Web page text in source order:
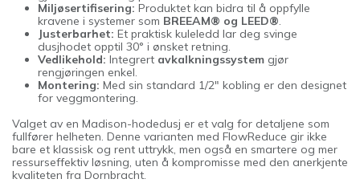
Miljøsertifisering: Produktet kan bidra til å oppfylle
kravene i systemer som BREEAM® og LEED®.
Justerbarhet: Et praktisk kuleledd lar deg svinge
dusjhodet opptil 30° i ønsket retning.
Vedlikehold: Integrert avkalkningssystem gjør
rengjøringen enkel.
Montering: Med sin standard 1/2" kobling er den designet
for veggmontering.
Valget av en Madison-hodedusj er et valg for detaljene som
fullfører helheten. Denne varianten med FlowReduce gir ikke
bare et klassisk og rent uttrykk, men også en smartere og mer
ressurseffektiv løsning, uten å kompromisse med den anerkjente
kvaliteten fra Dornbracht.